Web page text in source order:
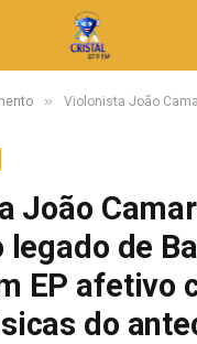
» Violonista João Camarero celebra o legado de Baden
João
legado de
EP afetivo
do